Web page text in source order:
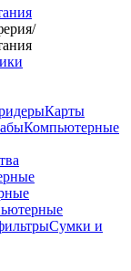
/
Карты
Компьютерные
Сумки и